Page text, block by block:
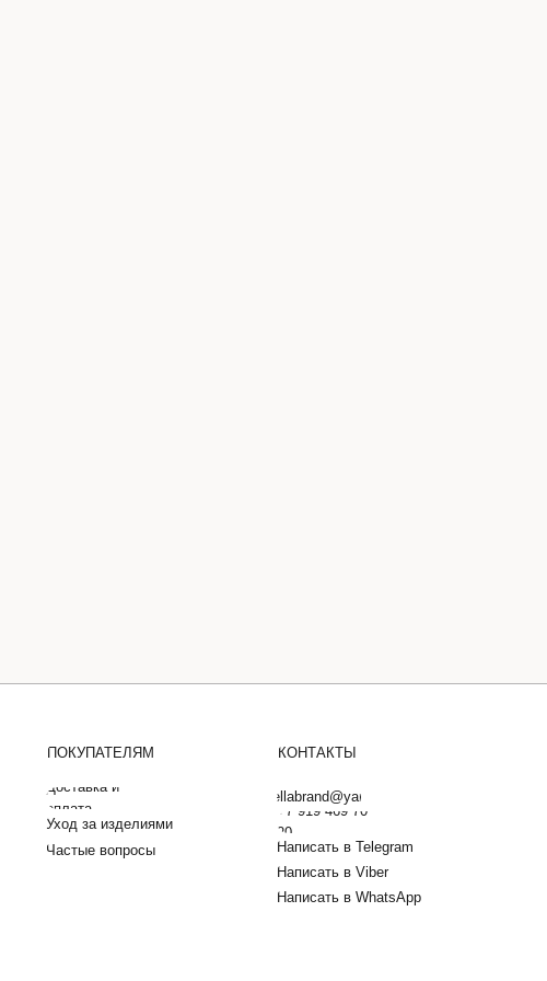
ПОКУПАТЕЛЯМ
Частые вопросы
Уход за изделиями
Доставка и
оплата
Написать в Telegram
+7 919 469 70
20
barbarellabrand@yandex.ru
Написать в Viber
КОНТАКТЫ
Написать в WhatsApp